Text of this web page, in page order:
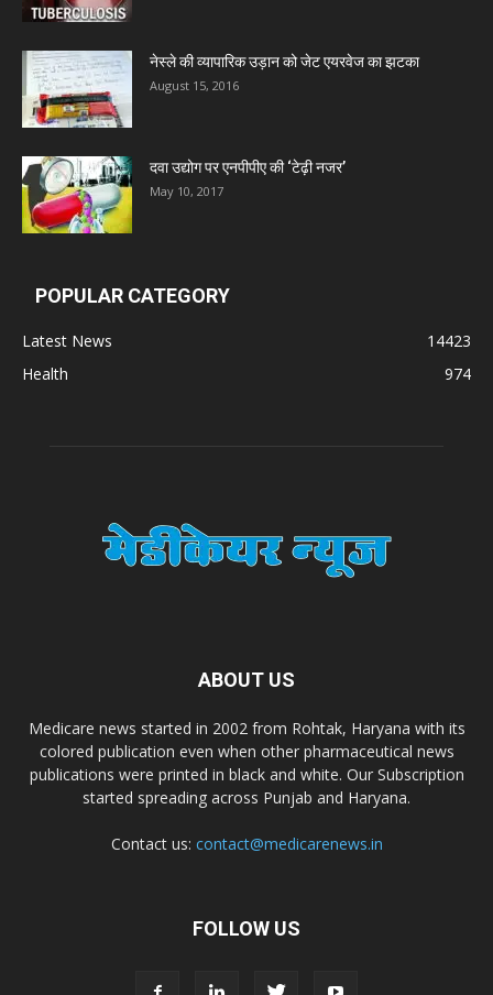
नेस्ले की व्यापारिक उड़ान को जेट एयरवेज का झटका
August 15, 2016
दवा उद्योग पर एनपीपीए की ‘टेढ़ी नजर’
May 10, 2017
POPULAR CATEGORY
Latest News
14423
Health
974
ABOUT US
Medicare news started in 2002 from Rohtak, Haryana with its
colored publication even when other pharmaceutical news
publications were printed in black and white. Our Subscription
started spreading across Punjab and Haryana.
Contact us: contact@medicarenews.in
FOLLOW US